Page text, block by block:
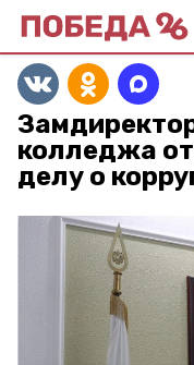
колледжа
делу о